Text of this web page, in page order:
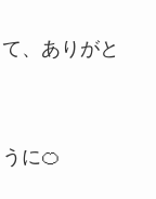
、ありがと
に🍊